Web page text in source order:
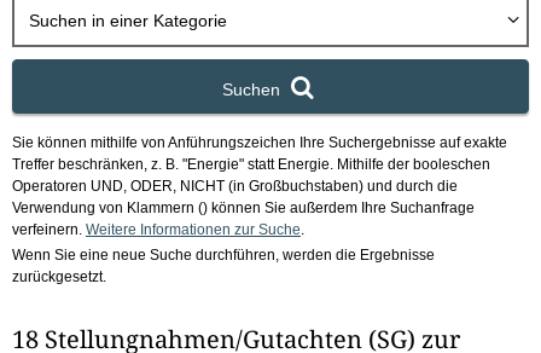
n
g
a
Suchen in einer Kategorie
Suchen
Sie können mithilfe von Anführungszeichen Ihre Suchergebnisse auf exakte
Treffer beschränken, z. B. "Energie" statt Energie. Mithilfe der booleschen
Operatoren UND, ODER, NICHT (in Großbuchstaben) und durch die
Verwendung von Klammern () können Sie außerdem Ihre Suchanfrage
verfeinern. Weitere Informationen zur Suche
Wenn Sie eine neue Suche durchführen, werden die Ergebnisse
zurückgesetzt.
18 Stellungnahmen/Gutachten (SG) zur